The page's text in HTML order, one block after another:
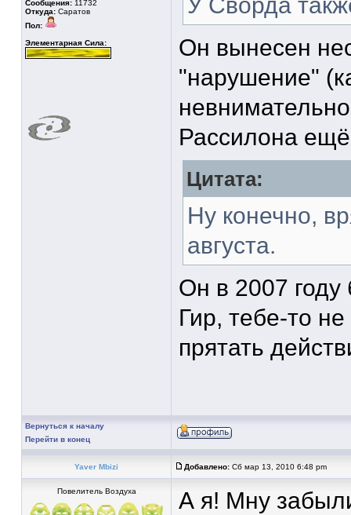
Сообщения: 11732
Откуда: Саратов
Пол:
Элементарная Сила:
Он вынесен
"нарушение"
Рассилона
Цитата:
Ну конечно,
августа.
Он в 2007
Гир, тебе-то
прятать
Вернуться к началу
Перейти в конец
Yaver Mbizi Добавлено: Сб мар 13, 2010 6:48 pm
Повелитель Воздуха А я! Мну